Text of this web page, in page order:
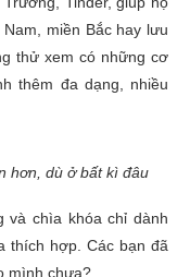
miền Bắc hay lưu
thử xem có những cơ
thêm đa dạng, nhiều
hơn, dù ở bất kì đâu
và chìa khóa chỉ dành
thích hợp. Các bạn đã
mình chưa?